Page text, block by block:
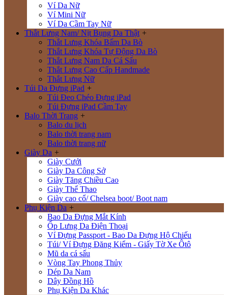
Ví Da Nữ
Ví Mini Nữ
Ví Da Cầm Tay Nữ
Thắt Lưng Nam/ Nịt Bụng Da Thật +
Thắt Lưng Khóa Bấm Da Bò
Thắt Lưng Khóa Tự Động Da Bò
Thắt Lưng Nam Da Cá Sấu
Thắt Lưng Cao Cấp Handmade
Thắt Lưng Nữ
Túi Da Đựng iPad +
Túi Đeo Chéo Đựng iPad
Túi Đựng iPad Cầm Tay
Balo Thời Trang +
Balo du lịch
Balo thời trang nam
Balo thời trang nữ
Giày Da +
Giày Cưới
Giày Da Công Sở
Giày Tăng Chiều Cao
Giày Thể Thao
Giày cao cổ/ Chelsea boot/ Boot nam
Phụ Kiện Da +
Bao Da Đựng Mắt Kính
Ốp Lưng Da Điện Thoại
Ví Đựng Passport - Bao Da Đựng Hộ Chiếu
Túi/ Ví Đựng Đăng Kiểm - Giấy Tờ Xe Ôtô
Mũ da cá sấu
Vòng Tay Phong Thủy
Dép Da Nam
Dây Đồng Hồ
Phụ Kiện Da Khác